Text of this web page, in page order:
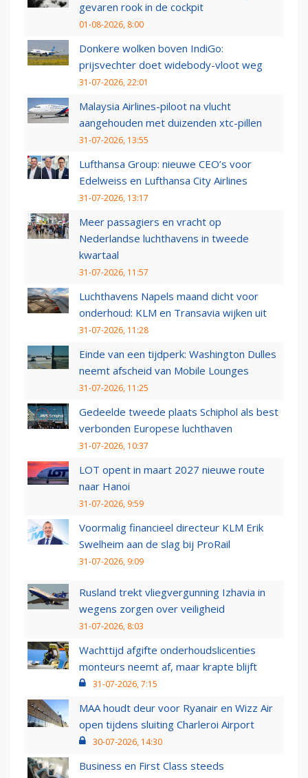
gevaren rook in de cockpit
01-08-2026, 8:00
Donkere wolken boven IndiGo:
prijsvechter doet widebody-vloot weg
31-07-2026, 22:01
Malaysia Airlines-piloot na vlucht
aangehouden met duizenden xtc-pillen
31-07-2026, 13:55
Lufthansa Group: nieuwe CEO’s voor
Edelweiss en Lufthansa City Airlines
31-07-2026, 13:17
Meer passagiers en vracht op
Nederlandse luchthavens in tweede
kwartaal
31-07-2026, 11:57
Luchthavens Napels maand dicht voor
onderhoud: KLM en Transavia wijken uit
31-07-2026, 11:28
Einde van een tijdperk: Washington Dulles
neemt afscheid van Mobile Lounges
31-07-2026, 11:25
Gedeelde tweede plaats Schiphol als best
verbonden Europese luchthaven
31-07-2026, 10:37
LOT opent in maart 2027 nieuwe route
naar Hanoi
31-07-2026, 9:59
Voormalig financieel directeur KLM Erik
Swelheim aan de slag bij ProRail
31-07-2026, 9:09
Rusland trekt vliegvergunning Izhavia in
wegens zorgen over veiligheid
31-07-2026, 8:03
Wachttijd afgifte onderhoudslicenties
monteurs neemt af, maar krapte blijft
31-07-2026, 7:15
MAA houdt deur voor Ryanair en Wizz Air
open tijdens sluiting Charleroi Airport
30-07-2026, 14:30
Business en First Class steeds